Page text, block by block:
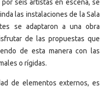
seis artistas en escena, se
las instalaciones de la Sala
se adaptaron a una obra
de las propuestas que
de esta manera con las
o rígidas.
de elementos externos, es